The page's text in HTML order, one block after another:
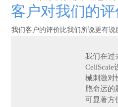
客户对我们的评
我们客户的评价比我们所说更有说
我们在过
CellScale
械刺激对
胞命运的
可显著方